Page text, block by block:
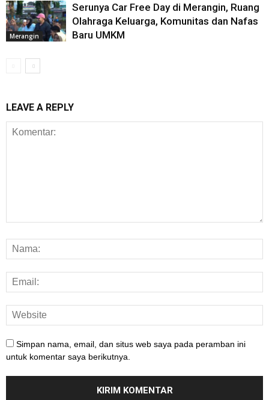
Merangin
Serunya Car Free Day di Merangin, Ruang
Olahraga Keluarga, Komunitas dan Nafas
Baru UMKM
LEAVE A REPLY
Simpan nama, email, dan situs web saya pada peramban ini
untuk komentar saya berikutnya.